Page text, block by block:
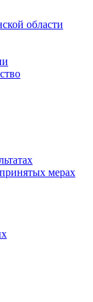
области
мерах